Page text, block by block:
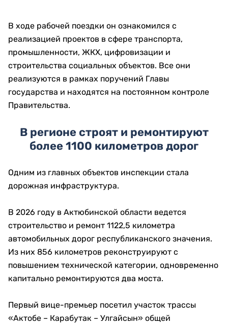
В ходе рабочей поездки он ознакомился с
реализацией проектов в сфере транспорта,
промышленности, ЖКХ, цифровизации и
строительства социальных объектов. Все они
реализуются в рамках поручений Главы
государства и находятся на постоянном контроле
Правительства.
В регионе строят и ремонтируют
более 1100 километров дорог
Одним из главных объектов инспекции стала
дорожная инфраструктура.
В 2026 году в Актюбинской области ведется
строительство и ремонт 1122,5 километра
автомобильных дорог республиканского значения.
Из них 856 километров реконструируют с
повышением технической категории, одновременно
капитально ремонтируются два моста.
Первый вице-премьер посетил участок трассы
«Актобе – Карабутак – Улгайсын» общей